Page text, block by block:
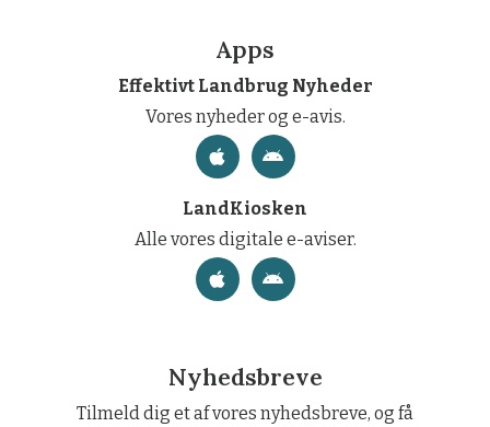
Apps
Effektivt Landbrug Nyheder
Vores nyheder og e-avis.
LandKiosken
Alle vores digitale e-aviser.
Nyhedsbreve
Tilmeld dig et af vores nyhedsbreve, og få